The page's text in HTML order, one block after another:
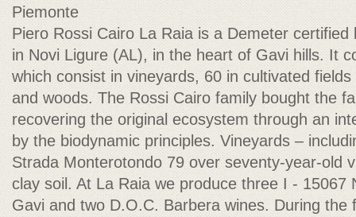
Piemonte
Piero Rossi Cairo La Raia is a Demeter
in Novi Ligure (AL), in the heart of Gavi hills. It
which consist in vineyards, 60 in cultivated
and woods. The Rossi Cairo family bought the
recovering the original ecosystem through an
by the biodynamic principles. Vineyards –
Strada Monterotondo 79 over seventy-year-old
clay soil. At La Raia we produce three I - 15067
Gavi and two D.O.C. Barbera wines. During the